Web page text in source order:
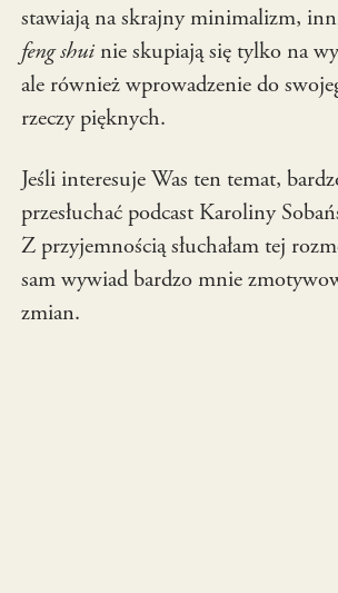
stawiają na skrajny minimalizm,
feng shui nie skupiają się tylko na
ale również wprowadzenie do
rzeczy pięknych.
Jeśli interesuje Was ten temat,
przesłuchać podcast Karoliny
Z przyjemnością słuchałam tej
sam wywiad bardzo mnie
zmian.